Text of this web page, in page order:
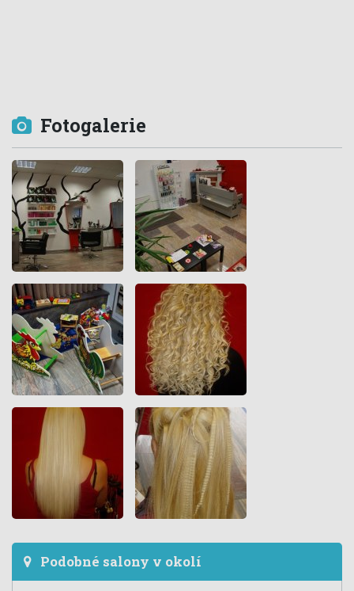
Fotogalerie
Podobné salony v okolí